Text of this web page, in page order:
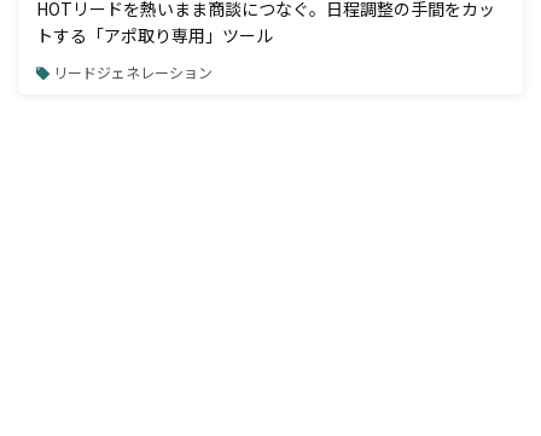
HOTリードを熱いまま商談につなぐ。日程調整の手間をカッ
トする「アポ取り専用」ツール
リードジェネレーション